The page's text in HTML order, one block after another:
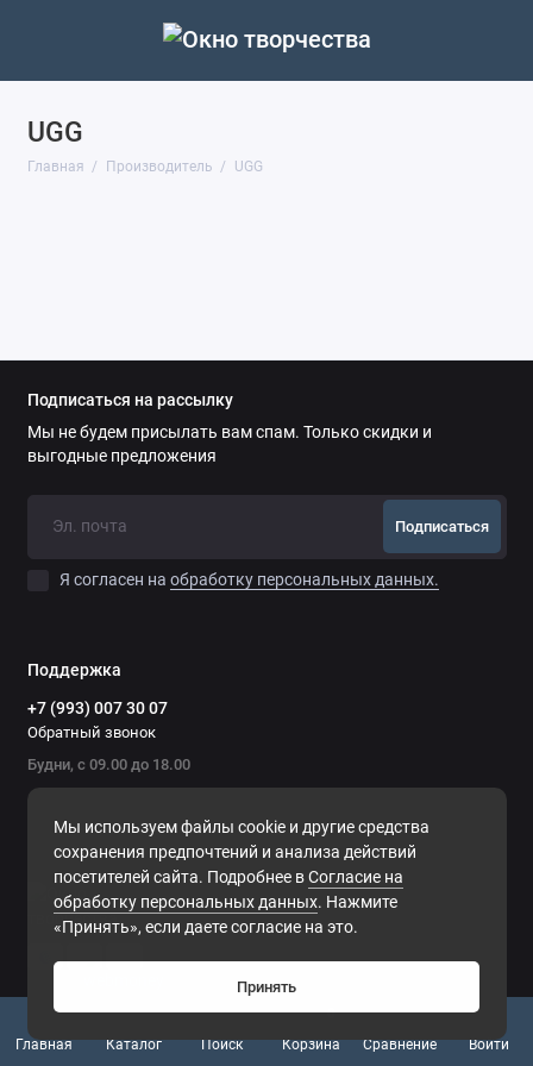
Главная Каталог Поиск Корзина
0
Сравнение
Войти
UGG
Главная Производитель UGG
Мы используем файлы cookie и другие средства
сохранения предпочтений и анализа действий
посетителей сайта. Подробнее вСогласие на
обработку персональных данных. Нажмите
«Принять», если даете согласие на это.
Принять
Подписаться на рассылку
Мы не будем присылать вам спам. Только скидки и
выгодные предложения
Подписаться
Я согласен на обработку персональных данных.
Поддержка
+7 (993) 007 30 07
Обратный звонок
Будни, с 09.00 до 18.00